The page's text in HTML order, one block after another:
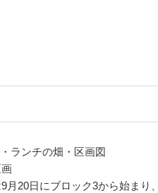
ランチの畑・区画図
月20日にブロック3から始まり